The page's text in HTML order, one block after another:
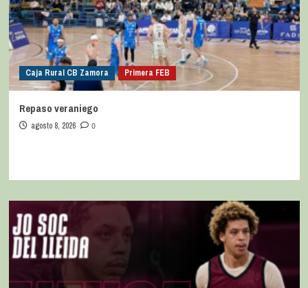
Caja Rural CB Zamora Primera FEB
Repaso veraniego
agosto 8, 2026 0